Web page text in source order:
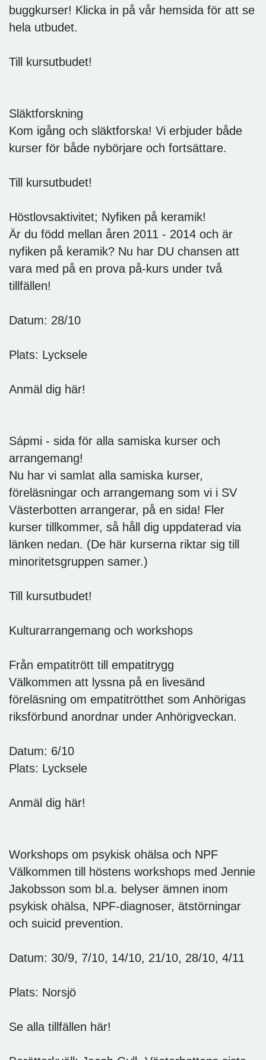
buggkurser! Klicka in på vår hemsida för att se
hela utbudet.
Till kursutbudet!
Släktforskning
Kom igång och släktforska! Vi erbjuder både
kurser för både nybörjare och fortsättare.
Till kursutbudet!
Höstlovsaktivitet; Nyfiken på keramik!
Är du född mellan åren 2011 - 2014 och är
nyfiken på keramik? Nu har DU chansen att
vara med på en prova på-kurs under två
tillfällen!
Datum: 28/10
Plats: Lycksele
Anmäl dig här!
Sápmi - sida för alla samiska kurser och
arrangemang!
Nu har vi samlat alla samiska kurser,
föreläsningar och arrangemang som vi i SV
Västerbotten arrangerar, på en sida! Fler
kurser tillkommer, så håll dig uppdaterad via
länken nedan. (De här kurserna riktar sig till
minoritetsgruppen samer.)
Till kursutbudet!
Kulturarrangemang och workshops
Från empatitrött till empatitrygg
Välkommen att lyssna på en livesänd
föreläsning om empatitrötthet som Anhörigas
riksförbund anordnar under Anhörigveckan.
Datum: 6/10
Plats: Lycksele
Anmäl dig här!
Workshops om psykisk ohälsa och NPF
Välkommen till höstens workshops med Jennie
Jakobsson som bl.a. belyser ämnen inom
psykisk ohälsa, NPF-diagnoser, ätstörningar
och suicid prevention.
Datum: 30/9, 7/10, 14/10, 21/10, 28/10, 4/11
Plats: Norsjö
Se alla tillfällen här!